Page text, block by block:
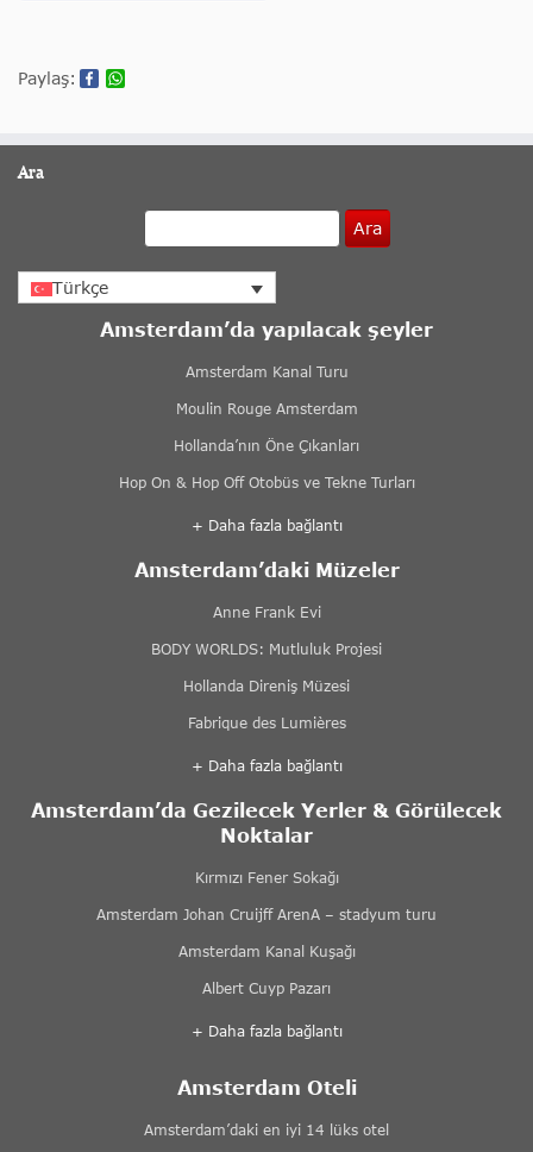
Paylaş:
Ara
Ara
Türkçe
Amsterdam’da yapılacak şeyler
Amsterdam Kanal Turu
Moulin Rouge Amsterdam
Hollanda’nın Öne Çıkanları
Hop On & Hop Off Otobüs ve Tekne Turları
+ Daha fazla bağlantı
Amsterdam’daki Müzeler
Anne Frank Evi
BODY WORLDS: Mutluluk Projesi
Hollanda Direniş Müzesi
Fabrique des Lumières
+ Daha fazla bağlantı
Amsterdam’da Gezilecek Yerler & Görülecek
Noktalar
Kırmızı Fener Sokağı
Amsterdam Johan Cruijff ArenA – stadyum turu
Amsterdam Kanal Kuşağı
Albert Cuyp Pazarı
+ Daha fazla bağlantı
Amsterdam Oteli
Amsterdam’daki en iyi 14 lüks otel